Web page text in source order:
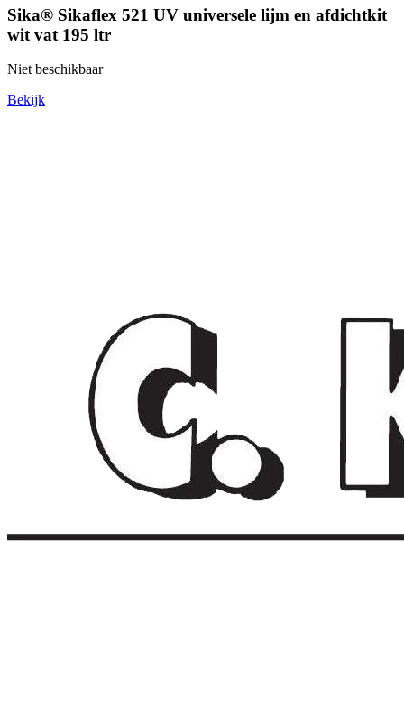
Sika® Sikaflex 521 UV universele lijm en afdichtkit
wit vat 195 ltr
Niet beschikbaar
Bekijk